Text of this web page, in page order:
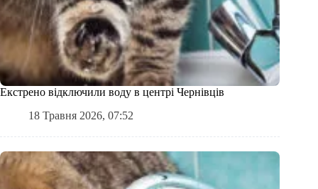
Екстрено відключили воду в центрі Чернівців
18 Травня 2026, 07:52